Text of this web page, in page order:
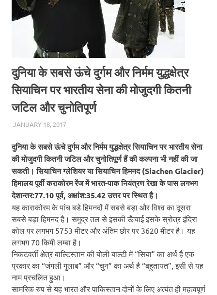
दुनिया के सबसे ऊंचे दुर्गम और निर्मम युद्धक्षेत्र
सियाचिन पर भारतीय सेना की मोजुदगी कितनी
जटिल और चुनोतिपूर्ण
JANUARY 18, 2017CHA_ADMIN
BLOG
दुनिया के सबसे ऊंचे दुर्गम और निर्मम युद्धक्षेत्र सियाचिन पर भारतीय सेना
की मोजुदगी कितनी जटिल और चुनोतिपूर्ण हैं की कल्पना भी नहीं की जा
सकती। सियाचिन ग्लेशियर या सियाचिन हिमनद (Siachen Glacier)
हिमालय पूर्वी कराकोरम रेंज में भारत-पाक नियंत्रण रेखा के पास लगभग
देशान्तर:77.10 पूर्व, अक्षांश:35.42 उत्तर पर स्थित है।
यह काराकोरम के पांच बडे हिमनदों में सबसे बड़ा और विश्व का दूसरा
सबसे बड़ा हिमनद है। समुद्र तल से इसकी ऊँचाई इसके स्रोत्र इंदिरा
कोल पर लगभग 5753 मीटर और अंतिम छोर पर 3620 मीटर है। यह
लगभग 70 किमी लम्बा है।
निकटवर्ती क्षेत्र बाल्टिस्तान की बोली बाल्टी में “सिया” का अर्थ है एक
प्रकार का “जंगली गुलाब” और “चुन” का अर्थ है “बहुतायत”, इसी से यह
नाम प्रचलित हुआ।
सामरिक रुप से यह भारत और पाकिस्तान दोनों के लिए अत्यंत ही महत्वपूर्ण